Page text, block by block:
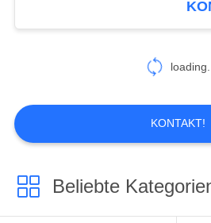
KONTAKT!
Beliebte